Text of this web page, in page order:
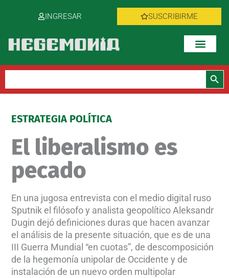
INGRESAR SUSCRIBIRME
Botón de
ESTRATEGIA POLÍTICA
El liberalismo es
pecado
En una jugosa entrevista con el medio digital ruso
Sputnik el filósofo y analista geopolítico Aleksandr
Dugin dejó definiciones duras que hacen avanzar
el análisis de la presente situación, que es de una
III Guerra Mundial “en cuotas”, de descomposición
de la hegemonía unipolar de Occidente y de
instalación de un nuevo orden multipolar